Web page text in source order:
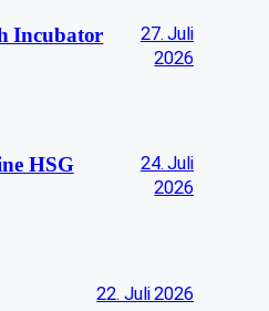
Incubator
27. Juli
2026
HSG
24. Juli
2026
22. Juli 2026